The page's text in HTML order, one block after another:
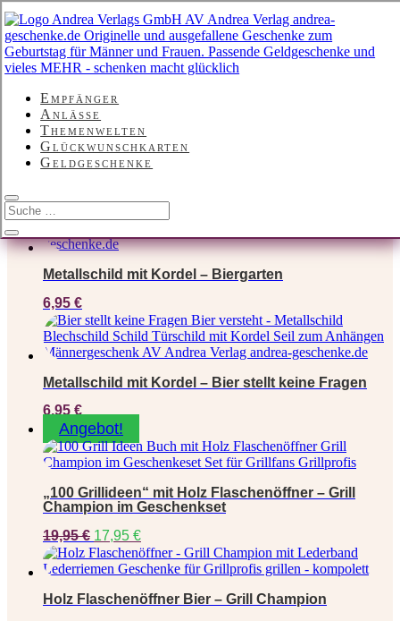
Empfänger
Anlässe
Themenwelten
Glückwunschkarten
Geldgeschenke
Ihre Lustige Biergeschenke
für Männer
Alle 43 Ergebnisse werden angezeigt
Metallschild mit Kordel – Biergarten
6,95 €
Metallschild mit Kordel – Bier stellt keine Fragen
6,95 €
Angebot!
„100 Grillideen“ mit Holz Flaschenöffner – Grill
Champion im Geschenkset
19,95€ Ursprünglicher
Preis
war:
17,95 €Aktueller
Preis
ist:
Holz Flaschenöffner Bier – Grill Champion